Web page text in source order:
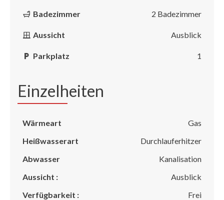
Badezimmer 2 Badezimmer
Aussicht Ausblick
Parkplatz 1
Einzelheiten
Wärmeart
Gas
Heißwasserart
Durchlauferhitzer
Abwasser
Kanalisation
Aussicht :
Ausblick
Verfügbarkeit :
Frei